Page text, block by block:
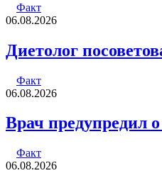
Факт
06.08.2026
Диетолог
Факт
06.08.2026
Врач предупредил
Факт
06.08.2026